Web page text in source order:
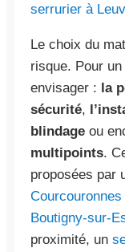
serrurier à
Le choix du
risque. Pour
envisager : la
sécurité,
blindage ou
multipoints.
proposées par
Courcouronnes
Boutigny-sur-
proximité, un